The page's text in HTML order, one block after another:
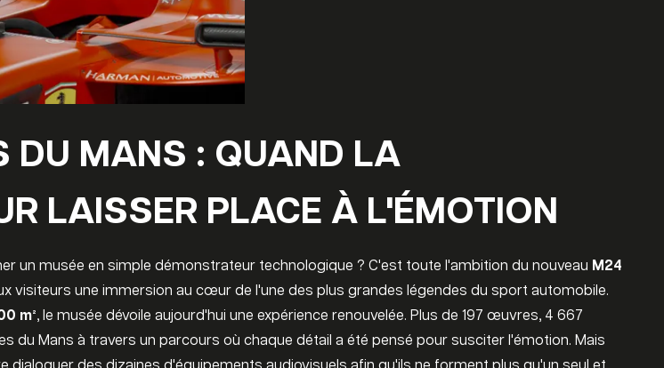
DU MANS : QUAND LA
LAISSER PLACE À L'ÉMOTION
un musée en simple démonstrateur technologique ? C'est toute l'ambition du nouveau M24
visiteurs une immersion au cœur de l'une des plus grandes légendes du sport automobile.
m², le musée dévoile aujourd'hui une expérience renouvelée. Plus de 197 œuvres, 4 667
du Mans à travers un parcours où chaque détail a été pensé pour susciter l'émotion. Mais